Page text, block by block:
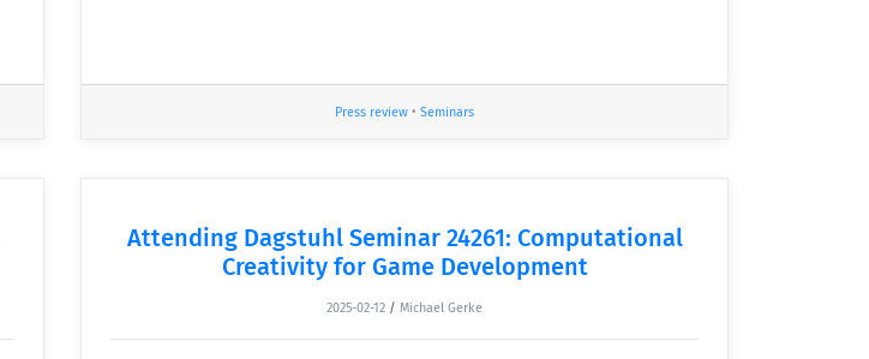
Press review • Seminars
Attending Dagstuhl Seminar 24261: Computational
Creativity for Game Development
2025-02-12 / Michael Gerke